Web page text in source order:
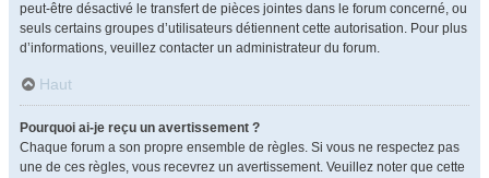
peut-être désactivé le transfert de pièces jointes dans le forum concerné, ou
seuls certains groupes d’utilisateurs détiennent cette autorisation. Pour plus
d’informations, veuillez contacter un administrateur du forum.
Haut
Pourquoi ai-je reçu un avertissement ?
Chaque forum a son propre ensemble de règles. Si vous ne respectez pas
une de ces règles, vous recevrez un avertissement. Veuillez noter que cette